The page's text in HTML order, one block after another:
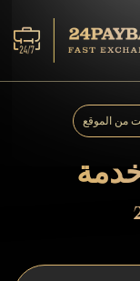
الخدمات
ففشر?اء
آراء
من الموقع